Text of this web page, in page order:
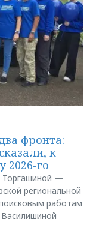
фронта:
к
2026-го
Торгашиной —
региональной
работам